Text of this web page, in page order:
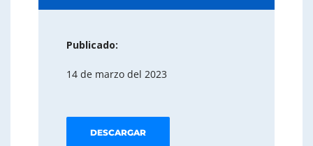
Publicado:
14 de marzo del 2023
DESCARGAR